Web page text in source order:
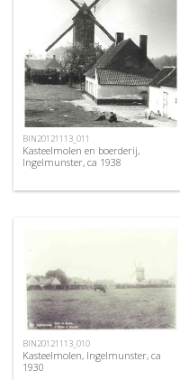
BIN20121113_011
Kasteelmolen en boerderij,
Ingelmunster, ca 1938
BIN20121113_010
Kasteelmolen, Ingelmunster, ca
1930